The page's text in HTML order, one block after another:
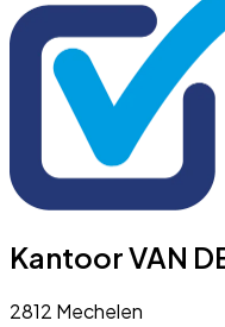
Kantoor VAN
2812 Mechelen